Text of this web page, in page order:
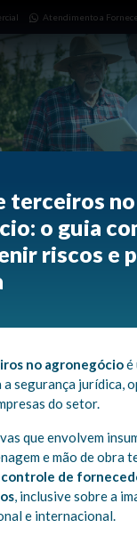
Atendimento a
terceiros no
o guia
riscos e
no agronegócioé
a segurança jurídica,
do setor.
que envolvem
e mão de obra
de
, inclusive sobre a
e internacional.